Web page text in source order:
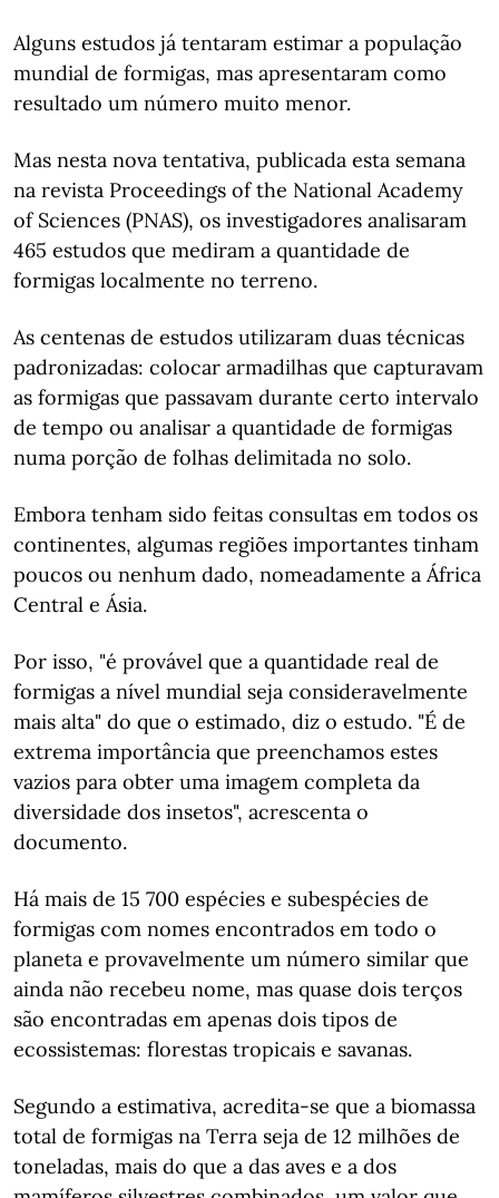
Alguns estudos já tentaram estimar a população
mundial de formigas, mas apresentaram como
resultado um número muito menor.
Mas nesta nova tentativa, publicada esta semana
na revista Proceedings of the National Academy
of Sciences (PNAS), os investigadores analisaram
465 estudos que mediram a quantidade de
formigas localmente no terreno.
As centenas de estudos utilizaram duas técnicas
padronizadas: colocar armadilhas que capturavam
as formigas que passavam durante certo intervalo
de tempo ou analisar a quantidade de formigas
numa porção de folhas delimitada no solo.
Embora tenham sido feitas consultas em todos os
continentes, algumas regiões importantes tinham
poucos ou nenhum dado, nomeadamente a África
Central e Ásia.
Por isso, "é provável que a quantidade real de
formigas a nível mundial seja consideravelmente
mais alta" do que o estimado, diz o estudo. "É de
extrema importância que preenchamos estes
vazios para obter uma imagem completa da
diversidade dos insetos", acrescenta o
documento.
Há mais de 15 700 espécies e subespécies de
formigas com nomes encontrados em todo o
planeta e provavelmente um número similar que
ainda não recebeu nome, mas quase dois terços
são encontradas em apenas dois tipos de
ecossistemas: florestas tropicais e savanas.
Segundo a estimativa, acredita-se que a biomassa
total de formigas na Terra seja de 12 milhões de
toneladas, mais do que a das aves e a dos